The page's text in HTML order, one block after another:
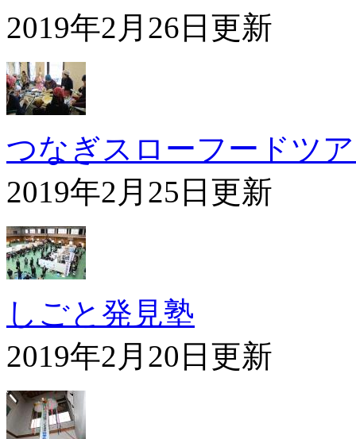
2019年2月26日更新
つなぎスローフードツ
2019年2月25日更新
しごと発見塾
2019年2月20日更新